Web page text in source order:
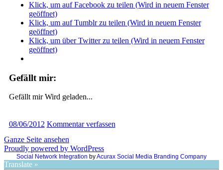
Klick, um auf Facebook zu teilen (Wird in neuem Fenster
geöffnet)
Klick, um auf Tumblr zu teilen (Wird in neuem Fenster
geöffnet)
Klick, um über Twitter zu teilen (Wird in neuem Fenster
geöffnet)
Gefällt mir:
Gefällt mir Wird geladen...
08/06/2012 Kommentar verfassen
Ganze Seite ansehen
Proudly powered by WordPress
Social Network Integration byAcurax Social Media Branding Company
Translate »